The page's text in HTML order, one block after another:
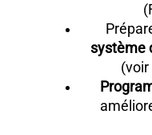
système